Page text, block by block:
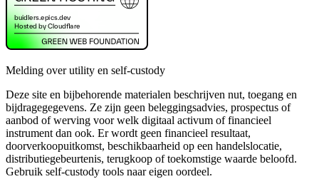
Melding over utility en self-custody
Deze site en bijbehorende materialen beschrijven nut, toegang en
bijdragegegevens. Ze zijn geen beleggingsadvies, prospectus of
aanbod of werving voor welk digitaal activum of financieel
instrument dan ook. Er wordt geen financieel resultaat,
doorverkoopuitkomst, beschikbaarheid op een handelslocatie,
distributiegebeurtenis, terugkoop of toekomstige waarde beloofd.
Gebruik self-custody tools naar eigen oordeel.